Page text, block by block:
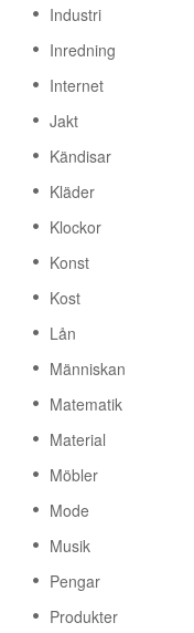
Industri
Inredning
Internet
Jakt
Kändisar
Kläder
Klockor
Konst
Kost
Lån
Människan
Matematik
Material
Möbler
Mode
Musik
Pengar
Produkter